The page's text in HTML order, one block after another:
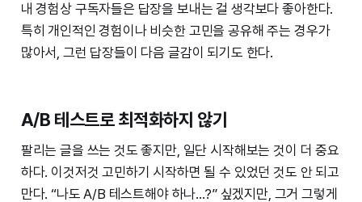
내 경험상 구독자들은 답장을 보내는 걸 생각보다 좋아한다.
특히 개인적인 경험이나 비슷한 고민을 공유해 주는 경우가
많아서, 그런 답장들이 다음 글감이 되기도 한다.
A/B 테스트로 최적화하지 않기
팔리는 글을 쓰는 것도 좋지만, 일단 시작해보는 것이 더 중요
하다. 이것저것 고민하기 시작하면 될 수 있었던 것도 안 되고
만다. “나도 A/B 테스트해야 하나…?” 싶겠지만, 그거 그렇게